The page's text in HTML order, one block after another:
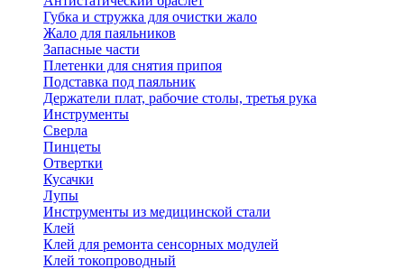
Губка и стружка для очистки жало
Жало для паяльников
Запасные части
Плетенки для снятия припоя
Подставка под паяльник
Держатели плат, рабочие столы, третья рука
Инструменты
Сверла
Пинцеты
Отвертки
Кусачки
Лупы
Инструменты из медицинской стали
Клей
Клей для ремонта сенсорных модулей
Клей токопроводный